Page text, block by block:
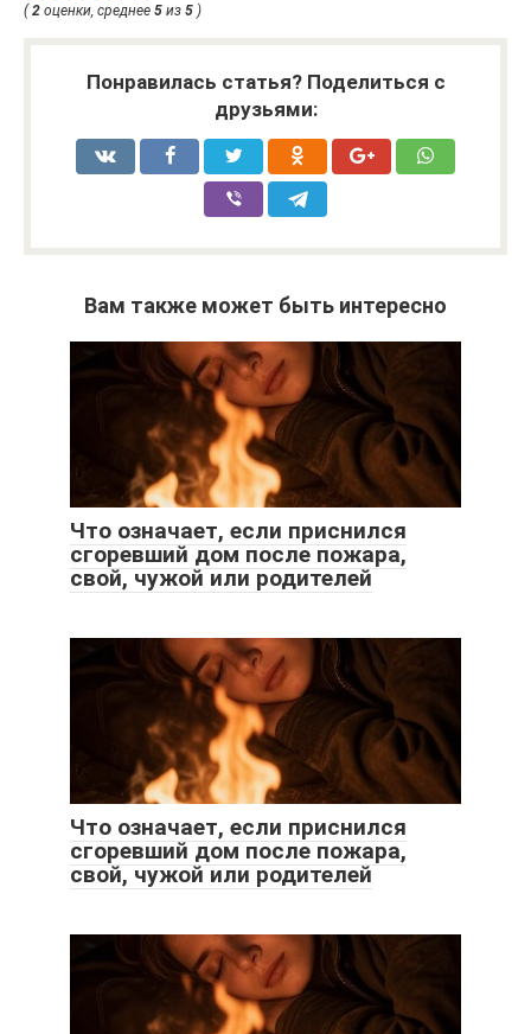
( 2 оценки, среднее 5 из 5 )
Понравилась статья? Поделиться с
друзьями:
Вам также может быть интересно
Что означает, если приснился
сгоревший дом после пожара,
свой, чужой или родителей
Что означает, если приснился
сгоревший дом после пожара,
свой, чужой или родителей